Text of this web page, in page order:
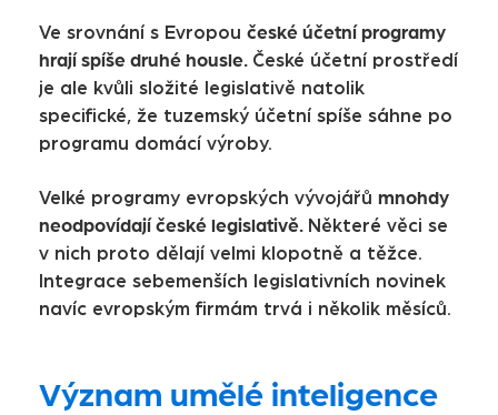
Ve srovnání s Evropou české účetní programy
hrají spíše druhé housle. České účetní prostředí
je ale kvůli složité legislativě natolik
specifické, že tuzemský účetní spíše sáhne po
programu domácí výroby.
Velké programy evropských vývojářů mnohdy
neodpovídají české legislativě. Některé věci se
v nich proto dělají velmi klopotně a těžce.
Integrace sebemenších legislativních novinek
navíc evropským firmám trvá i několik měsíců.
Význam umělé inteligence